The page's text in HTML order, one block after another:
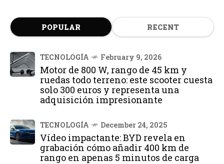
POPULAR RECENT
TECNOLOGÍA February 9, 2026
Motor de 800 W, rango de 45 km y
ruedas todo terreno: este scooter cuesta
solo 300 euros y representa una
adquisición impresionante
TECNOLOGÍA December 24, 2025
Vídeo impactante: BYD revela en
grabación cómo añadir 400 km de
rango en apenas 5 minutos de carga